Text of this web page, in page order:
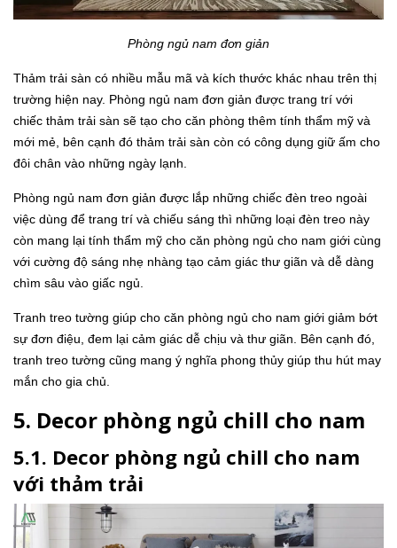
Phòng ngủ nam đơn giản
Thảm trải sàn có nhiều mẫu mã và kích thước khác nhau trên thị
trường hiện nay. Phòng ngủ nam đơn giản được trang trí với
chiếc thảm trải sàn sẽ tạo cho căn phòng thêm tính thẩm mỹ và
mới mẻ, bên cạnh đó thảm trải sàn còn có công dụng giữ ấm cho
đôi chân vào những ngày lạnh.
Phòng ngủ nam đơn giản được lắp những chiếc đèn treo ngoài
việc dùng để trang trí và chiếu sáng thì những loại đèn treo này
còn mang lại tính thẩm mỹ cho căn phòng ngủ cho nam giới cùng
với cường độ sáng nhẹ nhàng tạo cảm giác thư giãn và dễ dàng
chìm sâu vào giấc ngủ.
Tranh treo tường giúp cho căn phòng ngủ cho nam giới giảm bớt
sự đơn điệu, đem lại cảm giác dễ chịu và thư giãn. Bên cạnh đó,
tranh treo tường cũng mang ý nghĩa phong thủy giúp thu hút may
mắn cho gia chủ.
5. Decor phòng ngủ chill cho nam
5.1. Decor phòng ngủ chill cho nam
với thảm trải